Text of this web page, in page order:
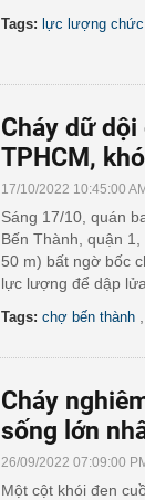
Tags: lực lượng chức
Cháy dữ
TPHCM,
17/10/2022 10:45:00 AM
Sáng 17/10, quán
Bến Thành, quận
50 m) bất ngờ bốc
lực lượng để dập lửa.
Tags: chợ bến thành
Cháy
sống lớn
26/09/2022 07:09:00
Một cột khói đen